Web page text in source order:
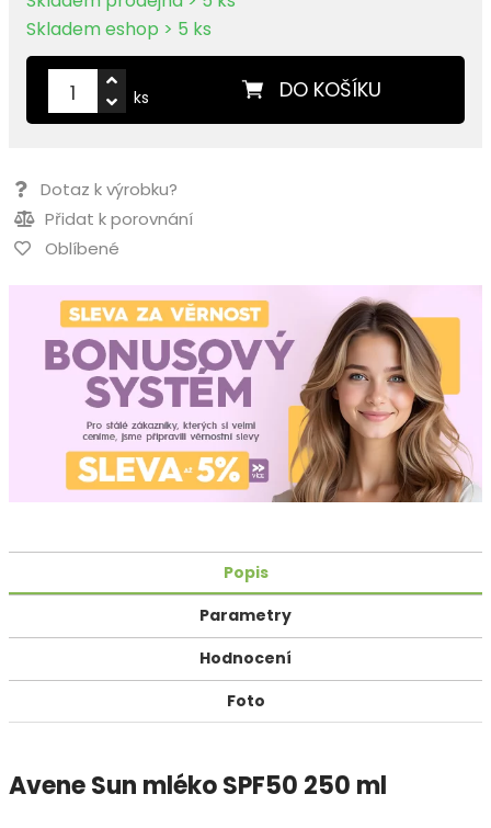
Skladem eshop > 5 ks
DO KOŠÍKU
ks
Dotaz k výrobku?
Přidat k porovnání
Oblíbené
Popis
Parametry
Hodnocení
Foto
Avene Sun mléko SPF50 250 ml